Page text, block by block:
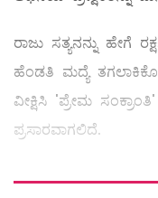
ರಾಜು ಸತ್ಯನನ್ನು ಹೇಗೆ
ಹೆಂಡತಿ ಮದ್ಯೆ
ವೀಕ್ಷಿಸಿ 'ಪ್ರೇಮ
ಪ್ರಸಾರವಾಗಲಿದೆ.